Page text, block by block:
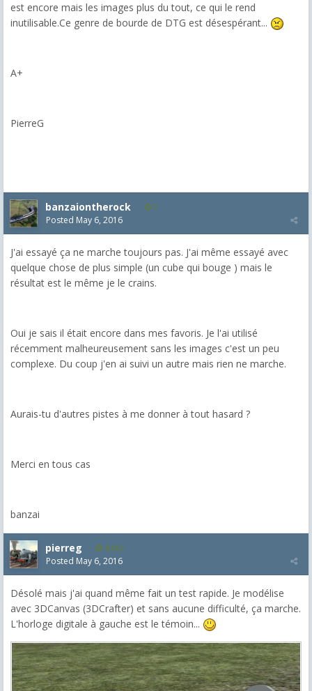
est encore mais les images plus du tout, ce qui le rend
inutilisable.Ce genre de bourde de DTG est désespérant...
A+
PierreG
banzaiontherock 1
Posted May 6, 2016
J'ai essayé ça ne marche toujours pas. J'ai même essayé avec
quelque chose de plus simple (un cube qui bouge ) mais le
résultat est le même je le crains.
Oui je sais il était encore dans mes favoris. Je l'ai utilisé
récemment malheureusement sans les images c'est un peu
complexe. Du coup j'en ai suivi un autre mais rien ne marche.
Aurais-tu d'autres pistes à me donner à tout hasard ?
Merci en tous cas
banzai
pierreg 4,012
Posted May 6, 2016
Désolé mais j'ai quand même fait un test rapide. Je modélise
avec 3DCanvas (3DCrafter) et sans aucune difficulté, ça marche.
L'horloge digitale à gauche est le témoin...